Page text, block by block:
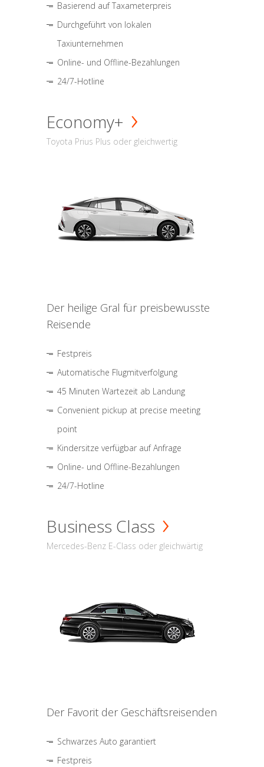
Basierend auf Taxameterpreis
Durchgeführt von lokalen
Taxiunternehmen
Online- und Offline-Bezahlungen
24/7-Hotline
Economy+
Toyota Prius Plus oder gleichwertig
Der heilige Gral für preisbewusste
Reisende
Festpreis
Automatische Flugmitverfolgung
45 Minuten Wartezeit ab Landung
Convenient pickup at precise meeting
point
Kindersitze verfügbar auf Anfrage
Online- und Offline-Bezahlungen
24/7-Hotline
Business Class
Mercedes-Benz E-Class oder gleichwärtig
Der Favorit der Geschäftsreisenden
Schwarzes Auto garantiert
Festpreis